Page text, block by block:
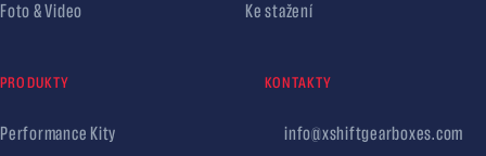
Foto & Video
Ke stažení
PRODUKTY
Performance Kity
KONTAKTY
info@xshiftgearboxes.com